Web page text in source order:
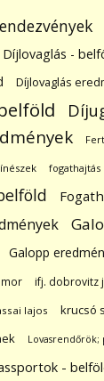
Díjlovaglás -
Díjlovaglás
fogathajtás
Galopp
ifj. dobrovitz
lajos krucsó
Lovasrendőrök;
-